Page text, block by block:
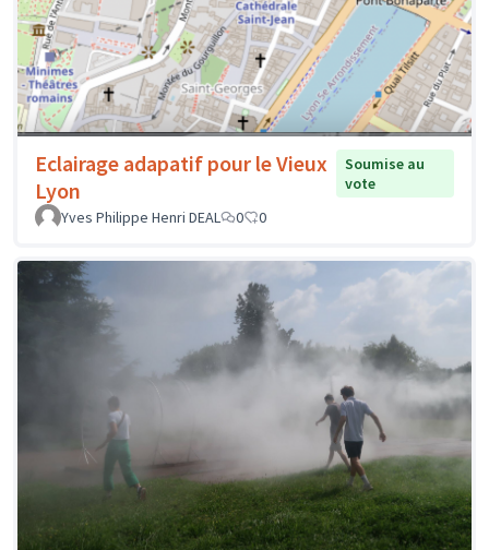
Eclairage adapatif pour le Vieux
Lyon
Soumise au
vote
Yves Philippe Henri DEAL
0 0